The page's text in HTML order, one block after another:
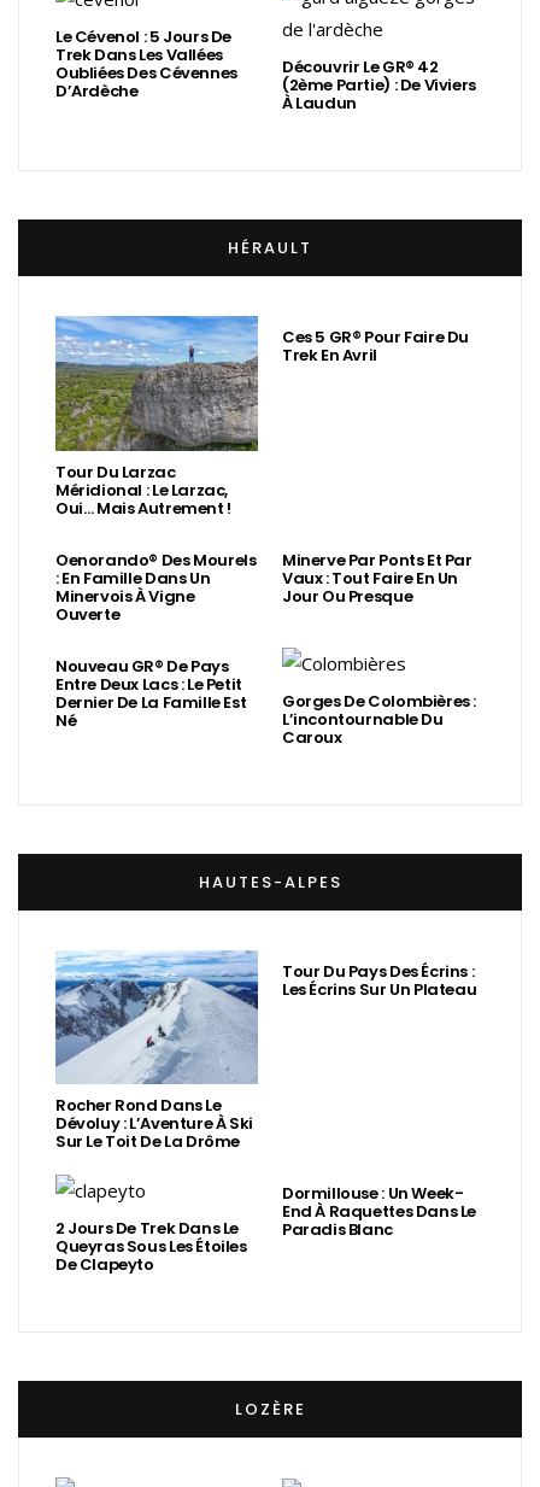
Le Cévenol : 5 Jours De
Trek Dans Les Vallées
Oubliées Des Cévennes
D’Ardèche
Découvrir Le GR® 42
(2ème Partie) : De Viviers
À Laudun
HÉRAULT
Tour Du Larzac
Méridional : Le Larzac,
Oui… Mais Autrement !
Ces 5 GR® Pour Faire Du
Trek En Avril
Oenorando® Des Mourels
: En Famille Dans Un
Minervois À Vigne
Ouverte
Minerve Par Ponts Et Par
Vaux : Tout Faire En Un
Jour Ou Presque
Nouveau GR® De Pays
Entre Deux Lacs : Le Petit
Dernier De La Famille Est
Né
Gorges De Colombières :
L’incontournable Du
Caroux
HAUTES-ALPES
Rocher Rond Dans Le
Dévoluy : L’Aventure À Ski
Sur Le Toit De La Drôme
Tour Du Pays Des Écrins :
Les Écrins Sur Un Plateau
2 Jours De Trek Dans Le
Queyras Sous Les Étoiles
De Clapeyto
Dormillouse : Un Week-
End À Raquettes Dans Le
Paradis Blanc
LOZÈRE